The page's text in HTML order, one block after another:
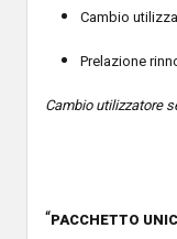
Cambio
Prelazione
Cambio utilizzatore
“PACCHETTO